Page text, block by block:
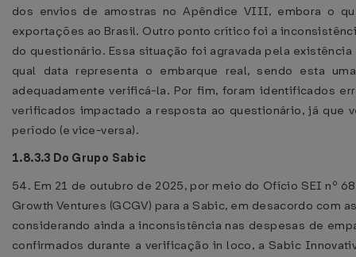
dos envios de amostras no Apêndice VIII, embora o
exportações ao Brasil. Outro ponto crítico foi a
do questionário. Essa situação foi agravada pela
qual data representa o embarque real, sendo esta
adequadamente verificá-la. Por fim, foram identificados
verificados impactado a resposta ao questionário, já que
período (e vice-versa).
1.8.3.3 Do Grupo Sabic
54. Em 21 de outubro de 2025, por meio do Ofício SEI nº
Growth Ventures (GCGV) para a Sabic, em desacordo
considerando ainda a inconsistência nas despesas de
confirmados durante a verificação in loco, a Sabic